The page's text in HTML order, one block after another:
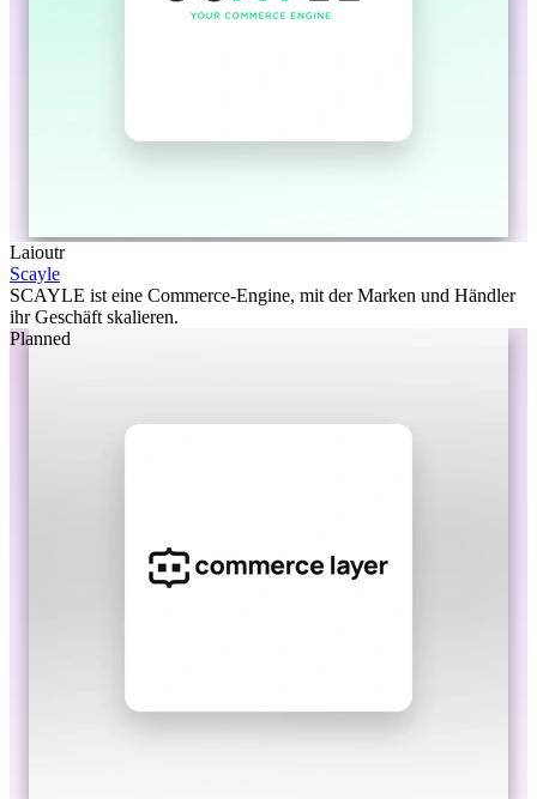
Laioutr
Scayle
SCAYLE ist eine Commerce-Engine, mit der Marken und Händler
ihr Geschäft skalieren.
Planned